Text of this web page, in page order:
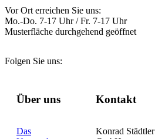
Vor Ort erreichen Sie uns:
Mo.-Do. 7-17 Uhr / Fr. 7-17 Uhr
Musterfläche durchgehend geöffnet
Folgen Sie uns:
Über uns
Das
Kontakt
Konrad Städtler